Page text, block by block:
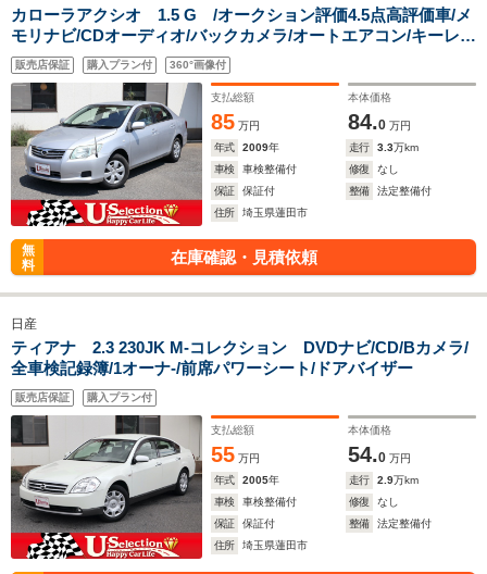
カローラアクシオ 1.5 G /オークション評価4.5点高評価車/メ
モリナビ/CDオーディオ/バックカメラ/オートエアコン/キーレ
ス/ドアバイザー/純正シートカバー/5速MT/タコメーター/ワンオ
ーナー
販売店保証 購入プラン付 360°画像付
支払総額
85 万円
本体価格
84.0 万円
年式
2009年 走行 3.3万km
車検
車検整備付 修復
なし
保証
保証付 整備
法定整備付
住所
埼玉県蓮田市
無
料
在庫確認・見積依頼
日産
ティアナ 2.3 230JK M-コレクション DVDナビ/CD/Bカメラ/
全車検記録簿/1オーナ-/前席パワーシート/ドアバイザー
販売店保証 購入プラン付
支払総額
55 万円
本体価格
54.0 万円
年式
2005年 走行 2.9万km
車検
車検整備付 修復
なし
保証
保証付 整備
法定整備付
住所
埼玉県蓮田市